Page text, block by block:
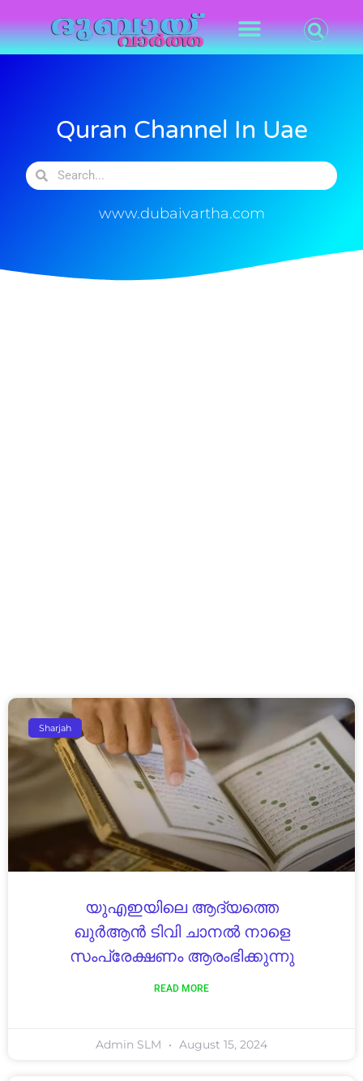
Quran Channel In Uae
www.dubaivartha.com
Sharjah
യുഎഇയിലെ ആദ്യത്തെ
ഖുർആൻ ടിവി ചാനൽ നാളെ
സംപ്രേക്ഷണം ആരംഭിക്കുന്നു
READ MORE
Admin SLM August 15, 2024